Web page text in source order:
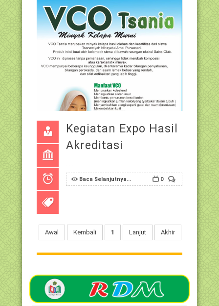
Kegiatan Expo Hasil
Akreditasi
. . .
Baca Selanjutnya... 0
Awal Kembali 1 Lanjut Akhir